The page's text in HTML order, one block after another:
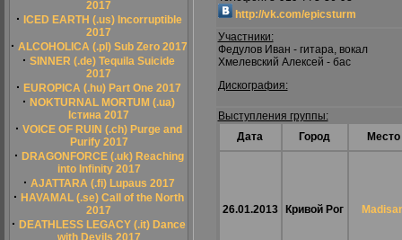
2017
· ICED EARTH (.us) Incorruptible
2017
· ALCOHOLICA (.pl) Sub Zero 2017
· SINNER (.de) Tequila Suicide
2017
· EUROPICA (.hu) Part One 2017
· NOKTURNAL MORTUM (.ua)
Істина 2017
· VOICE OF RUIN (.ch) Purge and
Purify 2017
· DRAGONFORCE (.uk) Reaching
into Infinity 2017
· AJATTARA (.fi) Lupaus 2017
· HAVAMAL (.se) Call of the North
2017
· DEATHLESS LEGACY (.it) Dance
with Devils 2017
http://vk.com/epicsturm
Участники:
Федулов Иван - гитара, вокал
Хмелевский Алексей - бас
Дискография:
Выступления группы:
Дата
Город Место
26.01.2013 Кривой Рог